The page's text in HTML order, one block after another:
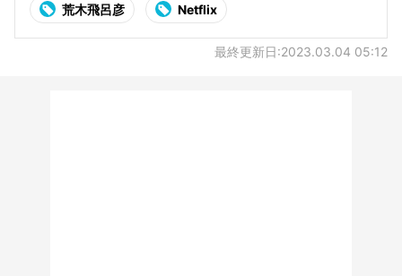
荒木飛呂彦 Netflix
最終更新日:2023.03.04 05:12